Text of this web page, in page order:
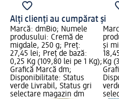
Alți clienți au cumpărat și
Marcă: dmBio; Numele
produsului: Cremă de
migdale, 250 g; Preț:
27,45 lei; Preț de bază:
0,25 Kg (109,80 lei pe 1 Kg);
Grafică Marcă dm;
Disponibilitate: Status
verde Livrabil, Status gri
selectare magazin dm
și
Kg